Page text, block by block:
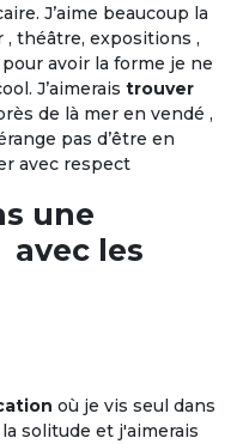
J’aime beaucoup la
, théâtre, expositions ,
pour avoir la forme je ne
J’aimerais trouver
de là mer en vendé ,
pas d’être en
avec respect
une
avec les
où je vis seul dans
solitude et j'aimerais